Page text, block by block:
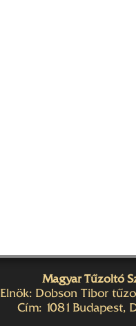
Magyar Tűzoltó
Elnök: Dobson Tibor
Cím: 1081 Budapest,